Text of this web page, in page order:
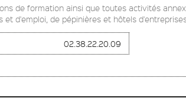
de formation ainsi que toutes activités
d'emploi, de pépinières et hôtels
02.38.22.20.09